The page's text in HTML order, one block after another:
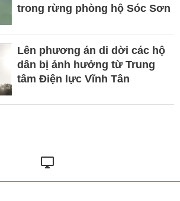
trong rừng phòng hộ Sóc Sơn
Lên phương án di dời các hộ
dân bị ảnh hưởng từ Trung
tâm Điện lực Vĩnh Tân